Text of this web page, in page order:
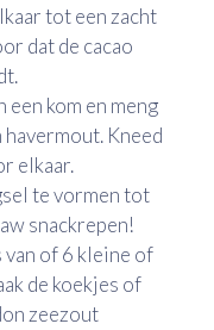
tot een zacht
dat de cacao
een kom en meng
havermout. Kneed
elkaar.
te vormen tot
snackrepen!
van of 6 kleine of
de koekjes of
zeezout